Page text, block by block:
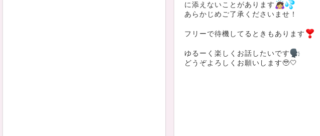
に添えないことがあります
あらかじめご了承くださいませ！
フリーで待機してるときもあります
ゆるーく楽しくお話したいです
どうぞよろしくお願いします🥹🤍